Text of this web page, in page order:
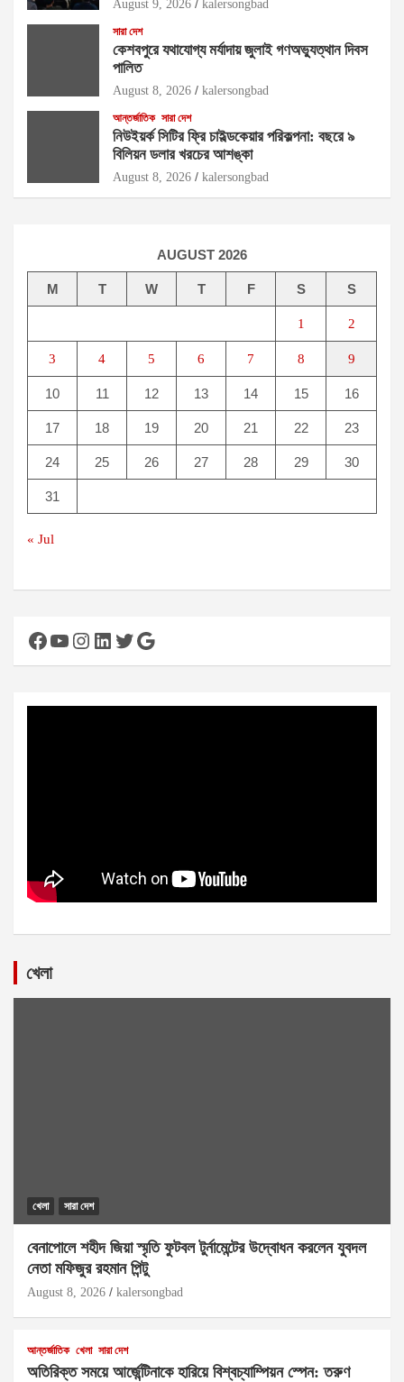
August 9, 2026 kalersongbad
সারা দেশ
কেশবপুরে যথাযোগ্য মর্যাদায় জুলাই গণঅভ্যুত্থান দিবস
পালিত
August 8, 2026 kalersongbad
আন্তর্জাতিক সারা দেশ
নিউইয়র্ক সিটির ফ্রি চাইল্ডকেয়ার পরিকল্পনা: বছরে ৯
বিলিয়ন ডলার খরচের আশঙ্কা
August 8, 2026 kalersongbad
AUGUST 2026
M T W T F S S
1 2
3 4 5 6 7 8 9
10 11 12 13 14 15 16
17 18 19 20 21 22 23
24 25 26 27 28 29 30
31
« Jul
Facebook
YouTube
Instagram
LinkedIn
Twitter
Google
খেলা
খেলা সারা দেশ
বেনাপোলে শহীদ জিয়া স্মৃতি ফুটবল টুর্নামেন্টের উদ্বোধন করলেন যুবদল
নেতা মফিজুর রহমান পিন্টু
August 8, 2026 kalersongbad
আন্তর্জাতিক খেলা সারা দেশ
অতিরিক্ত সময়ে আর্জেন্টিনাকে হারিয়ে বিশ্বচ্যাম্পিয়ন স্পেন: তরুণ